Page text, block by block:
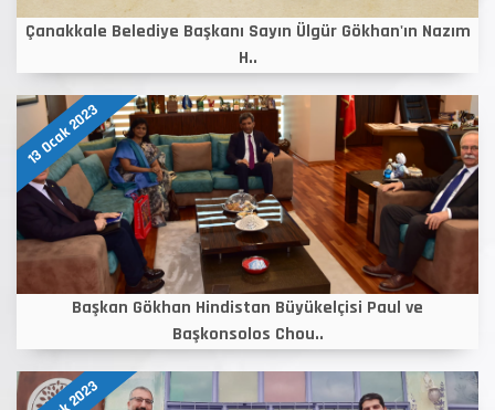
Çanakkale Belediye Başkanı Sayın Ülgür Gökhan'ın Nazım
H..
13 Ocak 2023
Başkan Gökhan Hindistan Büyükelçisi Paul ve
Başkonsolos Chou..